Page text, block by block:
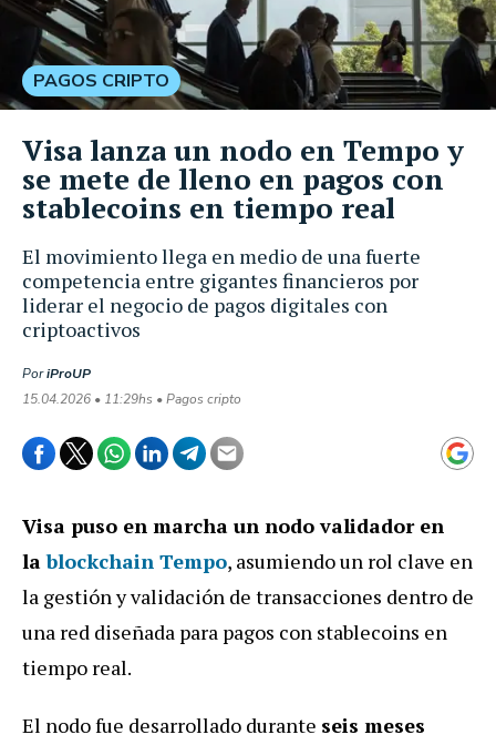
El movimiento llega en medio de una fuerte
competencia entre gigantes financieros por
liderar el negocio de pagos digitales con
criptoactivos
PoriProUP
15.04.2026 • 11:29hs • Pagos cripto
PAGOS CRIPTO
Visa lanza un nodo en Tempo y
se mete de lleno en pagos con
stablecoins en tiempo real
Visa puso en marcha un nodo validador en
la blockchain Tempo, asumiendo un rol clave en
la gestión y validación de transacciones dentro de
una red diseñada para pagos con stablecoins en
tiempo real.
El nodo fue desarrollado durante seis meses